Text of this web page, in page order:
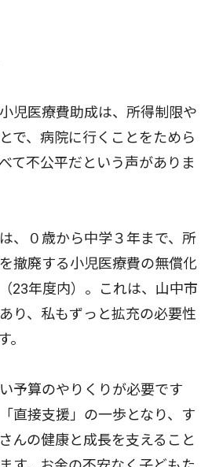
児医療費助成は、所得制限や
で、病院に行くことをためら
て不公平だという声がありま
、０歳から中学３年まで、所
撤廃する小児医療費の無償化
23年度内）。これは、山中市
り、私もずっと拡充の必要性
。
予算のやりくりが必要です
直接支援」の一歩となり、す
んの健康と成長を支えること